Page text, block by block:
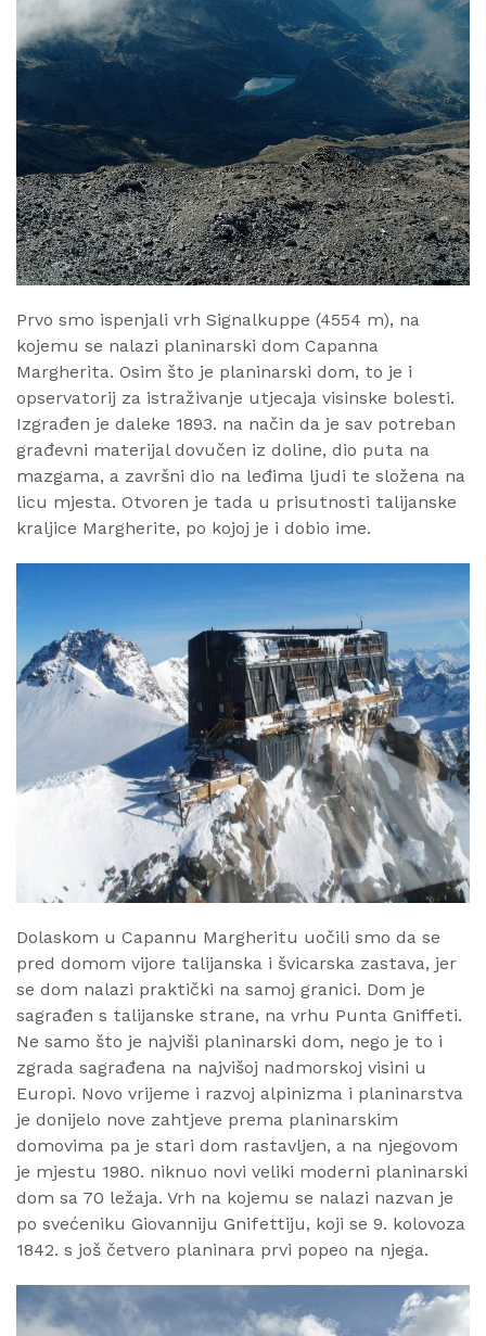
Prvo smo ispenjali vrh Signalkuppe (4554 m), na
kojemu se nalazi planinarski dom Capanna
Margherita. Osim što je planinarski dom, to je i
opservatorij za istraživanje utjecaja visinske bolesti.
Izgrađen je daleke 1893. na način da je sav potreban
građevni materijal dovučen iz doline, dio puta na
mazgama, a završni dio na leđima ljudi te složena na
licu mjesta. Otvoren je tada u prisutnosti talijanske
kraljice Margherite, po kojoj je i dobio ime.
Dolaskom u Capannu Margheritu uočili smo da se
pred domom vijore talijanska i švicarska zastava, jer
se dom nalazi praktički na samoj granici. Dom je
sagrađen s talijanske strane, na vrhu Punta Gniffeti.
Ne samo što je najviši planinarski dom, nego je to i
zgrada sagrađena na najvišoj nadmorskoj visini u
Europi. Novo vrijeme i razvoj alpinizma i planinarstva
je donijelo nove zahtjeve prema planinarskim
domovima pa je stari dom rastavljen, a na njegovom
je mjestu 1980. niknuo novi veliki moderni planinarski
dom sa 70 ležaja. Vrh na kojemu se nalazi nazvan je
po svećeniku Giovanniju Gnifettiju, koji se 9. kolovoza
1842. s još četvero planinara prvi popeo na njega.